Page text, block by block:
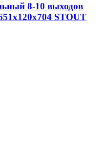
8-10 выходов
STOUT